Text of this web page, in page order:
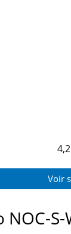
4,2
Voir